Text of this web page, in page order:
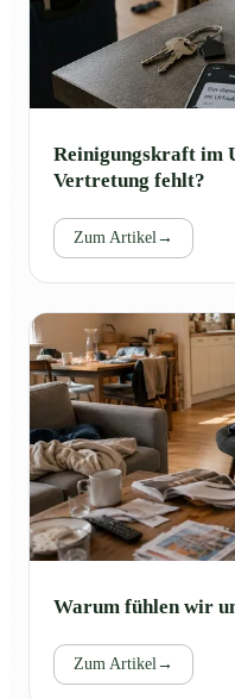
Reinigungskraft im
Vertretung fehlt?
Zum Artikel→
Warum fühlen wir
Zum Artikel→